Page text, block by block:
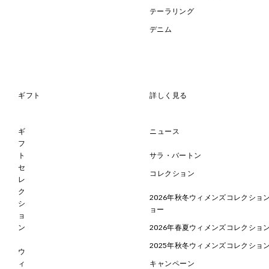
テーラリング
デニム
ギフト
ギ
フ
ト
セ
レ
ク
シ
ョ
ン
ウ
ィ
詳しく見る
ニュース
サラ・バートン
コレクション
2026年秋冬ウィメンズコレクショ
ョー
2026年春夏ウィメンズコレクション
2025年秋冬ウィメンズコレクション
キャンペーン